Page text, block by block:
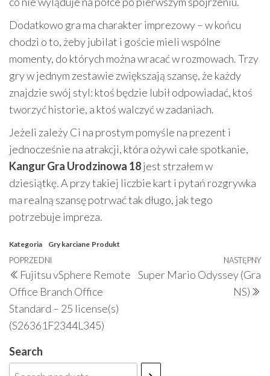
Dodatkowo gra ma charakter imprezowy – w końcu
chodzi o to, żeby jubilat i goście mieli wspólne
momenty, do których można wracać w rozmowach. Trzy
gry w jednym zestawie zwiększają szansę, że każdy
znajdzie swój styl: ktoś będzie lubił odpowiadać, ktoś
tworzyć historie, a ktoś walczyć w zadaniach.
Jeżeli zależy Ci na prostym pomyśle na prezent i
jednocześnie na atrakcji, która ożywi całe spotkanie,
Kangur Gra Urodzinowa 18jest strzałem w
dziesiątkę. A przy takiej liczbie kart i pytań rozgrywka
ma realną szansę potrwać tak długo, jak tego
potrzebuje impreza.
Kategoria Gry karciane Produkt
Nawigacja
wpisu
Poprzedni
wpis
POPRZEDNI
Fujitsu vSphere Remote
Office Branch Office
Standard – 25 license(s)
(S26361F2344L345)
NASTĘPNY
Super Mario Odyssey (Gra
NS)
Search